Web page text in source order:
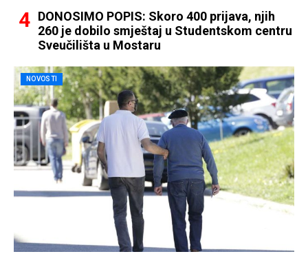
DONOSIMO POPIS: Skoro 400 prijava, njih
260 je dobilo smještaj u Studentskom centru
Sveučilišta u Mostaru
NOVOSTI